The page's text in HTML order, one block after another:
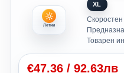
Летни
XL
Скоростен
Товарен
€47.36 / 92.63лв